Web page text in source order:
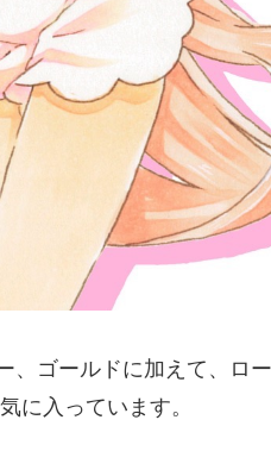
ゴールドに加えて、ロ
に入っています。